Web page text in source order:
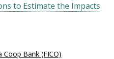
to Estimate the Impacts
Coop Bank (FICO)